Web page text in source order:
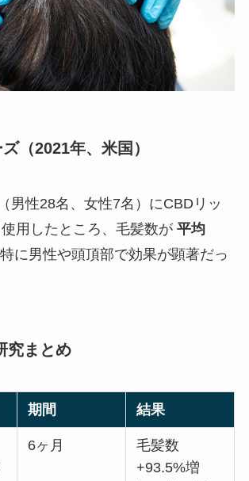
（2021年、米国）
男性28名、女性7名）にCBDリッ
用したところ、毛髪数が 平均
に男性や頭頂部で効果が顕著だっ
究まとめ
期間 結果
6ヶ月
毛髪数
+93.5%増